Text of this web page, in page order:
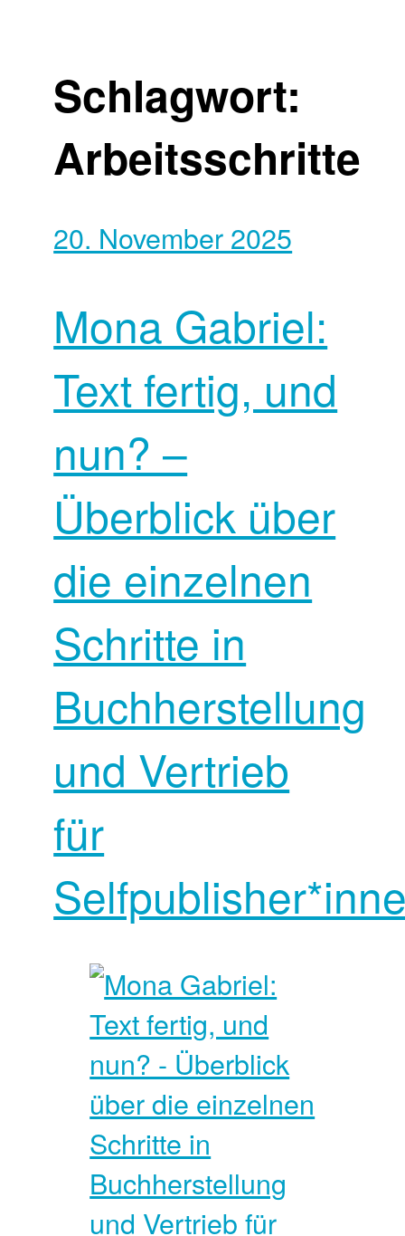
Schlagwort:
Arbeitsschritte
20. November 2025
Mona Gabriel:
Text fertig, und
nun? –
Überblick über
die einzelnen
Schritte in
Buchherstellung
und Vertrieb
für